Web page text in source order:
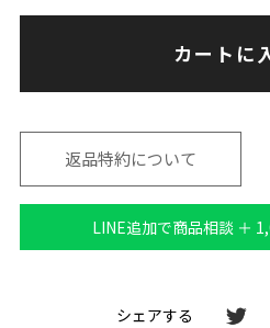
カートに
返品特約について
LINE追加で商品相談 ＋
シェアする